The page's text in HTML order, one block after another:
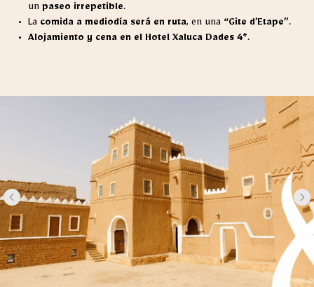
un paseo irrepetible.
La comida a mediodía será en ruta, en una “Gite d’Etape”.
Alojamiento y cena en el Hotel Xaluca Dades 4*.